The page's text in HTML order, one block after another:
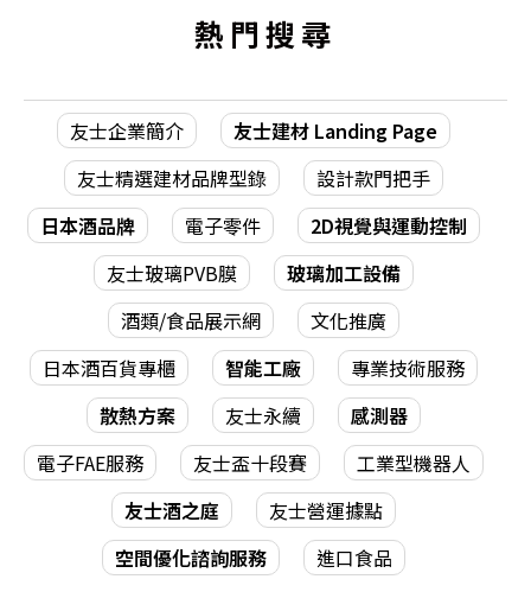
熱門搜尋
友士企業簡介
友士建材 Landing Page
友士精選建材品牌型錄
設計款門把手
日本酒品牌
電子零件
2D視覺與運動控制
友士玻璃PVB膜
玻璃加工設備
酒類/食品展示網
文化推廣
日本酒百貨專櫃
智能工廠
專業技術服務
散熱方案
友士永續
感測器
電子FAE服務
友士盃十段賽
工業型機器人
友士酒之庭
友士營運據點
空間優化諮詢服務
進口食品